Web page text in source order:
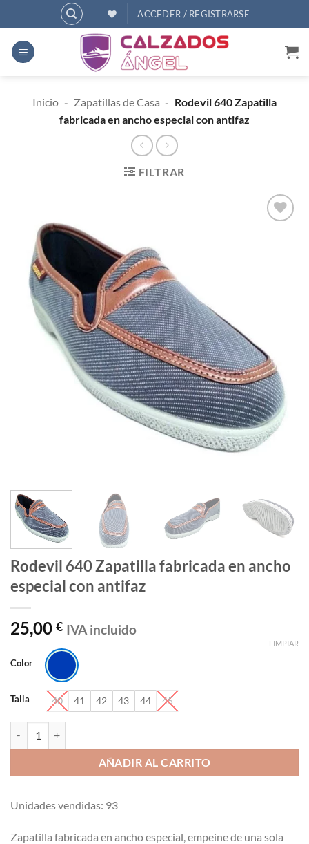
al
contenido
ACCEDER / REGISTRARSE
Inicio - Zapatillas de Casa - Rodevil 640 Zapatilla
fabricada en ancho especial con antifaz
FILTRAR
Rodevil 640 Zapatilla fabricada en ancho
especial con antifaz
25,00 € IVA incluido
Color
Talla 40 41 42 43 44 45
LIMPIAR
AÑADIR AL CARRITO
Unidades vendidas: 93
Zapatilla fabricada en ancho especial, empeine de una sola